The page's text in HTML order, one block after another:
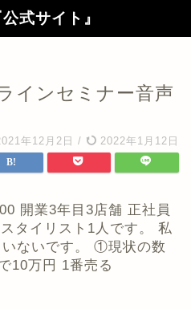
式サイト』
インセミナー音声
年12月2日 / 2022年1月12日
開業3年目3店舗 正社員
タイリスト1人です。 私
ないです。 ①現状の数
10万円 1番売る